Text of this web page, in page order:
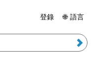
登錄 🌐 語言